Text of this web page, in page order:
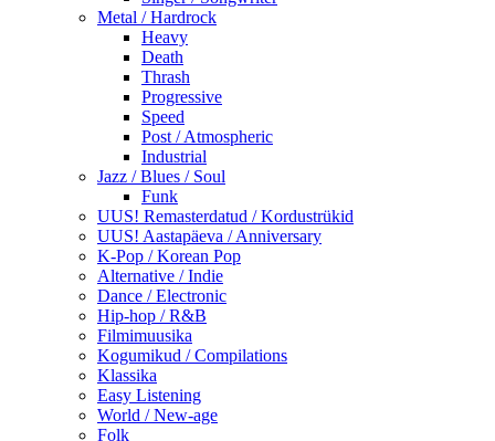
Metal / Hardrock
Heavy
Death
Thrash
Progressive
Speed
Post / Atmospheric
Industrial
Jazz / Blues / Soul
Funk
UUS! Remasterdatud / Kordustrükid
UUS! Aastapäeva / Anniversary
K-Pop / Korean Pop
Alternative / Indie
Dance / Electronic
Hip-hop / R&B
Filmimuusika
Kogumikud / Compilations
Klassika
Easy Listening
World / New-age
Folk